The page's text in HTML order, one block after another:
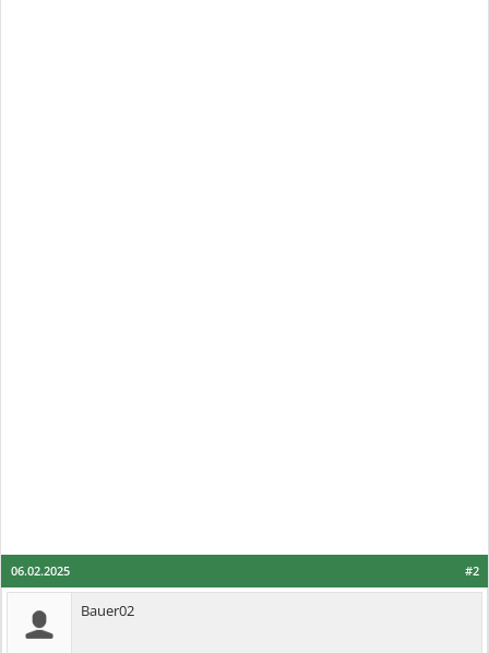
#2
06.02.2025
Bauer02